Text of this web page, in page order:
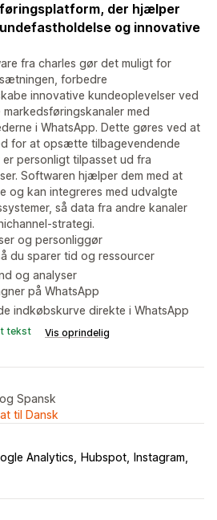
der hjælper
og innovative
fra charles gør det muligt for
forbedre
innovative kundeoplevelser ved
med
i WhatsApp. Dette gøres ved at
for at opsætte tilbagevendende
personligt tilpasset ud fra
Softwaren hjælper dem med at
og kan integreres med udvalgte
så data fra andre kanaler
strategi.
og personliggør
du sparer tid og ressourcer
og analyser
på WhatsApp
indkøbskurve direkte i WhatsApp
tekst Vis oprindelig
Spansk
til Dansk
Analytics Hubspot
Instagram